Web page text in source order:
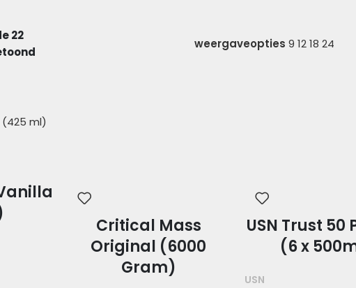
22
weergaveopties 9 1218 24
Critical Mass
Original (6000
Gram)
USN Trust 50
(6 x
USN